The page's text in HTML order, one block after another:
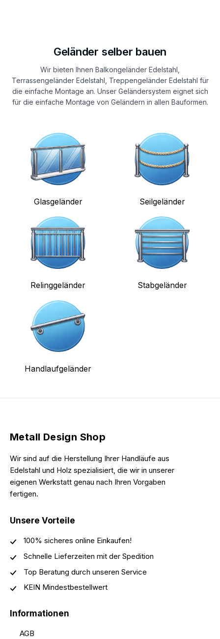
Geländer selber bauen
Wir bieten Ihnen Balkongeländer Edelstahl,
Terrassengeländer Edelstahl, Treppengeländer Edelstahl für
die einfache Montage an. Unser Geländersystem eignet sich
für die einfache Montage von Geländern in allen Bauformen.
Glasgeländer Seilgeländer
Relinggeländer Stabgeländer
Handlaufgeländer
Metall Design Shop
Wir sind auf die Herstellung Ihrer Handläufe aus
Edelstahl und Holz spezialisiert, die wir in unserer
eigenen Werkstatt genau nach Ihren Vorgaben
fertigen.
Unsere Vorteile
100% sicheres online Einkaufen!
Schnelle Lieferzeiten mit der Spedition
Top Beratung durch unseren Service
KEIN Mindestbestellwert
Informationen
AGB